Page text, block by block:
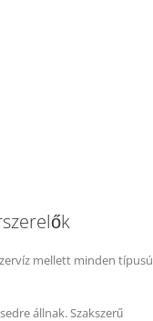
mellett minden típusú
állnak. Szakszerű